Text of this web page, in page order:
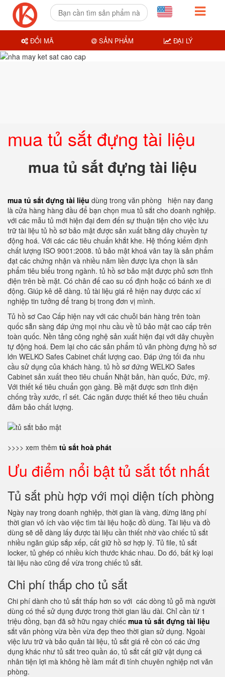
mua tủ sắt đựng tài liệu
mua tủ sắt đựng tài liệu
mua tủ sắt đựng tài liệu dùng trong văn phòng hiện nay đang
là cửa hàng hàng đầu để bạn chọn mua tủ sắt cho doanh nghiệp.
với các mẫu tủ mới hiện đại đem đến sự thuận tiện cho việc lưu
trữ tài liệu tủ hồ sơ bảo mật được sản xuất bằng dây chuyền tự
động hoá. Với các các tiêu chuẩn khắt khe. Hệ thống kiểm định
chất lượng ISO 9001:2008. tủ bảo mật khoá vân tay là sản phẩm
đạt các chứng nhận và nhiều năm liền được lựa chọn là sản
phẩm tiêu biểu trong ngành. tủ hồ sơ bảo mật được phủ sơn tĩnh
điện trên bề mặt. Có chân đế cao su cố định hoặc có bánh xe di
động. Giúp kê dễ dàng. tủ tài liệu giá rẻ hiện nay được các xí
nghiệp tin tưởng để trang bị trong đơn vị mình.
Tủ hồ sơ Cao Cấp hiện nay với các chuỗi bán hàng trên toàn
quốc sẵn sàng đáp ứng mọi nhu cầu về tủ bảo mật cao cấp trên
toàn quốc. Nền tảng công nghệ sản xuất hiện đại với dây chuyền
tự động hoá. Đem lại cho các sản phẩm tủ văn phòng đựng hồ sơ
lớn WELKO Safes Cabinet chất lượng cao. Đáp ứng tối đa nhu
cầu sử dụng của khách hàng. tủ hồ sơ đứng WELKO Safes
Cabinet sản xuất theo tiêu chuẩn Nhật bản, hàn quốc, Đức, mỹ.
Với thiết kế tiêu chuẩn gọn gàng. Bề mặt được sơn tĩnh điện
chống trầy xước, rỉ sét. Các ngăn được thiết kế theo tiêu chuẩn
đảm bảo chất lượng.
>>>> xem thêm tủ sắt hoà phát
Ưu điểm nổi bật tủ sắt tốt nhất
Tủ sắt phù hợp với mọi diện tích phòng
Ngày nay trong doanh nghiệp, thời gian là vàng, đừng lãng phí
thời gian vô ích vào việc tìm tài liệu hoặc đồ dùng. Tài liệu và đồ
dùng sẽ dễ dàng lấy được tài liệu cần thiết nhờ vào chiếc tủ sắt
nhiều ngăn giúp sắp xếp, cất giữ hồ sơ hợp lý. Tủ file, tủ sắt
locker, tủ ghép có nhiều kích thước khác nhau. Do đó, bất kỳ loại
tài liệu nào cũng để vừa trong chiếc tủ sắt.
Chi phí thấp cho tủ sắt
Chi phí dành cho tủ sắt thấp hơn so với các dòng tủ gỗ mà người
dùng có thể sử dụng được trong thời gian lâu dài. Chỉ cần từ 1
triệu đồng, bạn đã sở hữu ngay chiếc mua tủ sắt đựng tài liệu
sắt văn phòng vừa bền vừa đẹp theo thời gian sử dụng. Ngoài
việc lưu trữ và bảo quản tài liệu, tủ sắt giá rẻ còn có các ứng
dụng khác như tủ sắt treo quần áo, tủ sắt cất giữ vật dụng cá
nhân tiện lợi mà không hề làm mất đi tính chuyên nghiệp nơi văn
phòng.
ĐỔI MÃ SẢN PHẨM ĐẠI LÝ